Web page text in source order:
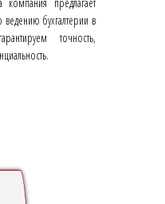
бухгалтерии в
точность,